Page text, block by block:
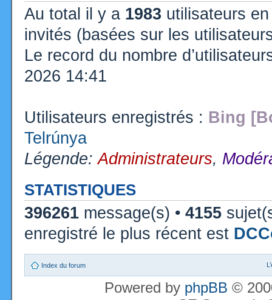
Au total il y a 1983 utilisateurs
invités (basées sur les
Le record du nombre
2026 14:41
Utilisateurs enregistrés : Bing
Telrúnya
Légende:Administrateurs,
STATISTIQUES
396261 message(s) • 4155
enregistré le plus récent est
Index du forum
Powered by phpBB ©